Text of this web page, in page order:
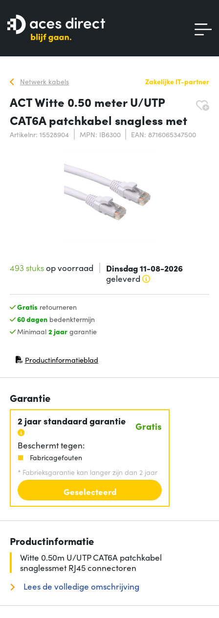
Netwerk kabels Zakelijke IT-partner
ACT Witte 0.50 meter U/UTP
CAT6A patchkabel snagless met
Artikelnr: 15528904 MPN: IB6300 EAN: 8716065347500
493 stuksop voorraad Dinsdag 11-08-2026
geleverd
Gratis retourneren
60 dagenbedenktermijn
Minimaal 2 jaargarantie
Productinformatieblad
(opent in nieuw venster)
Garantie
2 jaar standaard garantie Gratis
Beschermt tegen:
Fabricagefouten
* Fabrieksgarantie kan langer zijn dan 2 jaar
Geselecteerd
Productinformatie
Witte 0.50m U/UTP CAT6A patchkabel
snaglessmet RJ45 connectoren
Lees de volledige omschrijving